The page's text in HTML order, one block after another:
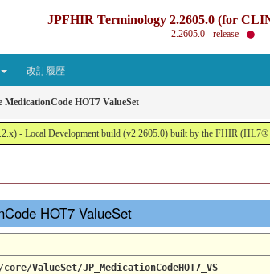
JPFHIR Terminology 2.2605.0 (for
2.2605.0 - release
改訂履歴
MedicationCode HOT7 ValueSet
- Local Development build (v2.2605.0) built by the FHIR
HOT7 ValueSet
JP_MedicationCodeHOT7_VS